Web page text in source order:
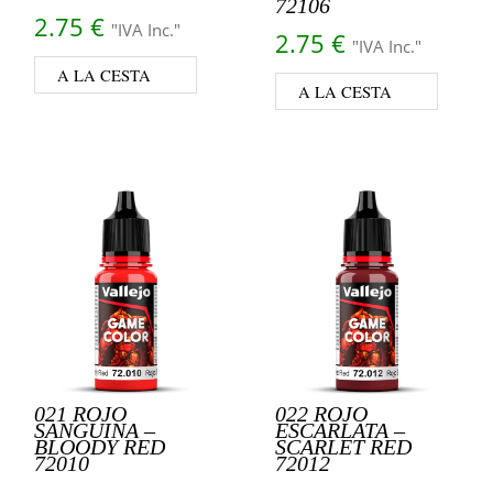
2.75 € "IVA Inc."
A LA CESTA
72106
2.75 € "IVA Inc."
A LA CESTA
021 ROJO
SANGUINA –
BLOODY RED
72010
022 ROJO
ESCARLATA –
SCARLET RED
72012